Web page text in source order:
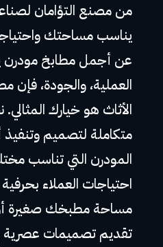
من مصنع التؤامان
يناسب مساحتك
عن أجمل مطابخ مودرن
العملية، والجودة، فإن
الأثاث هو خيارك
متكاملة لتصميم
المودرن التي تناسب
احتياجات العملاء
مساحة مطبخك صغيرة
تقديم تصميمات عصرية